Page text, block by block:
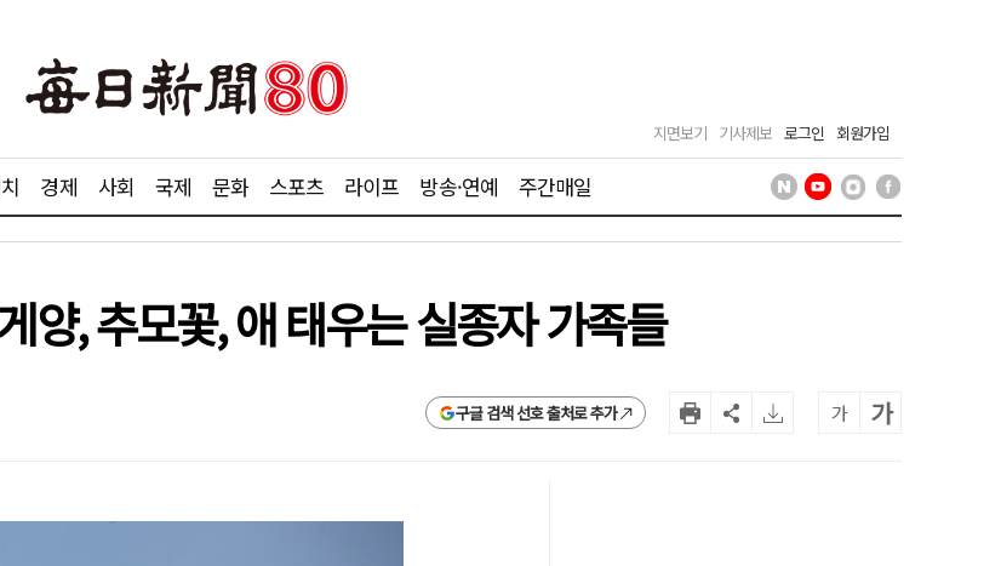
지면보기 기사제보 로그인 회원가입
경제 사회 국제 문화 스포츠 라이프 방송·연예 주간매일
양, 추모꽃, 애 태우는 실종자 가족들
구글 검색 선호 출처로 추가 가 가